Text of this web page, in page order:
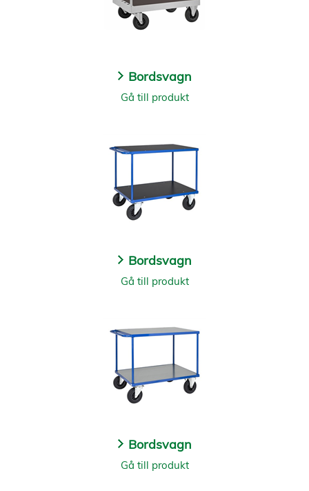
Bordsvagn
Gå till produkt
Bordsvagn
Gå till produkt
Bordsvagn
Gå till produkt